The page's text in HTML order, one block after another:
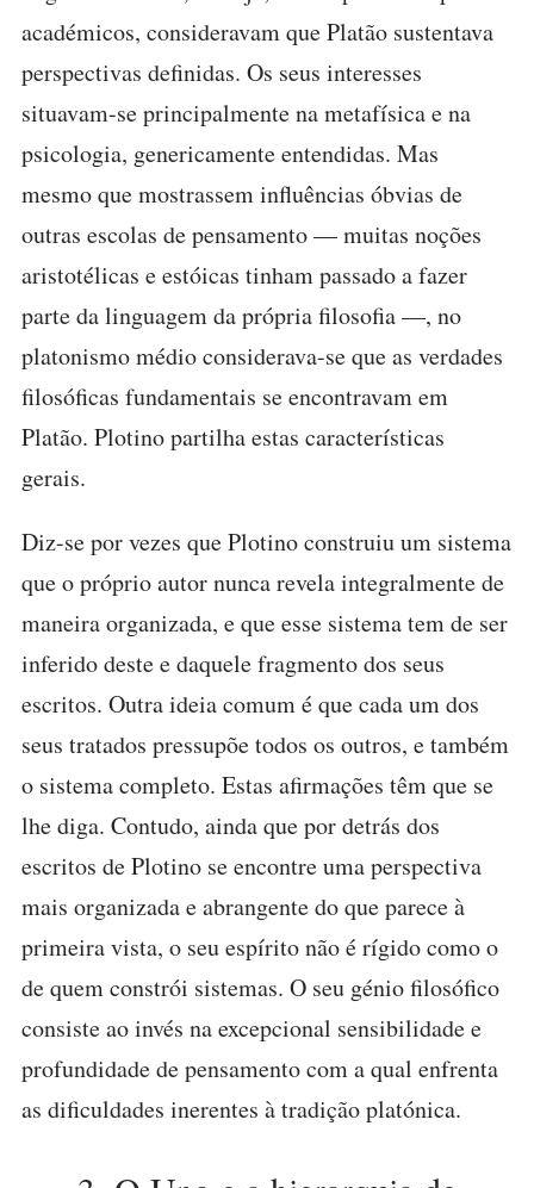
académicos, consideravam que Platão sustentava
perspectivas definidas. Os seus interesses
situavam-se principalmente na metafísica e na
psicologia, genericamente entendidas. Mas
mesmo que mostrassem influências óbvias de
outras escolas de pensamento — muitas noções
aristotélicas e estóicas tinham passado a fazer
parte da linguagem da própria filosofia —, no
platonismo médio considerava-se que as verdades
filosóficas fundamentais se encontravam em
Platão. Plotino partilha estas características
gerais.
Diz-se por vezes que Plotino construiu um sistema
que o próprio autor nunca revela integralmente de
maneira organizada, e que esse sistema tem de ser
inferido deste e daquele fragmento dos seus
escritos. Outra ideia comum é que cada um dos
seus tratados pressupõe todos os outros, e também
o sistema completo. Estas afirmações têm que se
lhe diga. Contudo, ainda que por detrás dos
escritos de Plotino se encontre uma perspectiva
mais organizada e abrangente do que parece à
primeira vista, o seu espírito não é rígido como o
de quem constrói sistemas. O seu génio filosófico
consiste ao invés na excepcional sensibilidade e
profundidade de pensamento com a qual enfrenta
as dificuldades inerentes à tradição platónica.